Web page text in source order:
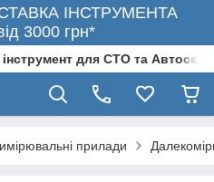
ІНСТРУМЕНТА
3000 грн*
для СТО та
прилади